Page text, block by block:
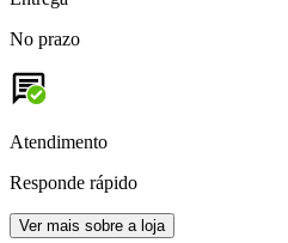
No prazo
Atendimento
Responde rápido
Ver mais sobre a loja